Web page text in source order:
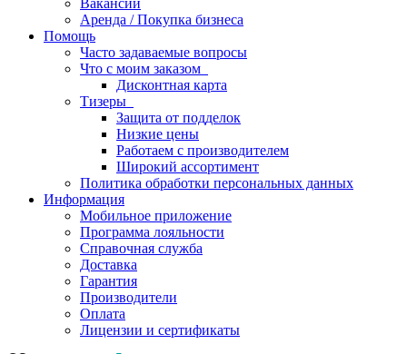
Вакансии
Аренда / Покупка бизнеса
Помощь
Часто задаваемые вопросы
Что с моим заказом
Дисконтная карта
Тизеры
Защита от подделок
Низкие цены
Работаем с производителем
Широкий ассортимент
Политика обработки персональных данных
Информация
Мобильное приложение
Программа лояльности
Справочная служба
Доставка
Гарантия
Производители
Оплата
Лицензии и сертификаты